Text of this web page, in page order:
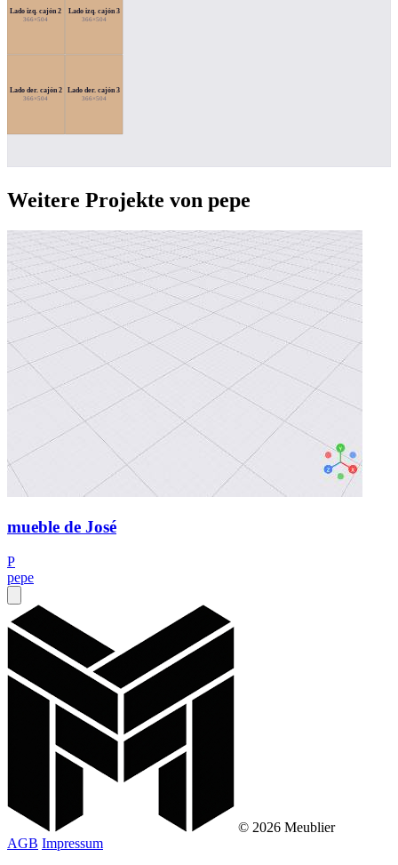
Lado izq. cajón 2
366×504
Lado der. cajón 2
366×504
Lado izq. cajón 3
366×504
Lado der. cajón 3
366×504
Weitere Projekte von pepe
mueble de José
P
pepe
© 2026 Meublier
AGB Impressum